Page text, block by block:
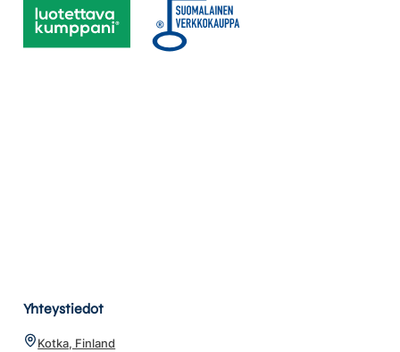
Yhteystiedot
Kotka, Finland